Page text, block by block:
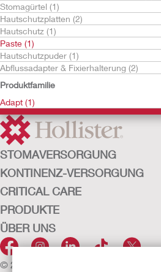
Stomagürtel (1)
Hautschutzplatten (2)
Hautschutz (1)
Paste (1)
Hautschutzpuder (1)
Abflussadapter & Fixierhalterung (2)
Produktfamilie
Adapt (1)
Adapt Paste
STOMAVERSORGUNG
KONTINENZ-VERSORGUNG
CRITICAL CARE
PRODUKTE
ÜBER UNS
© 2026 Hollister Incorporated